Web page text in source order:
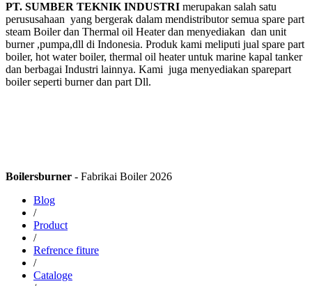
PT. SUMBER TEKNIK INDUSTRI merupakan salah satu
perususahaan yang bergerak dalam mendistributor semua spare part
steam Boiler dan Thermal oil Heater dan menyediakan dan unit
burner ,pumpa,dll di Indonesia. Produk kami meliputi jual spare part
boiler, hot water boiler, thermal oil heater untuk marine kapal tanker
dan berbagai Industri lainnya. Kami juga menyediakan sparepart
boiler seperti burner dan part Dll.
Boilersburner - Fabrikai Boiler 2026
Blog
/
Product
/
Refrence fiture
/
Cataloge